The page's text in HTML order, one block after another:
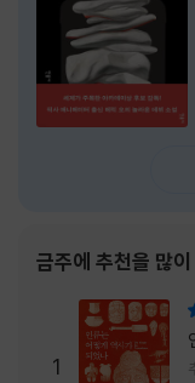
금주에 추천을 많
1